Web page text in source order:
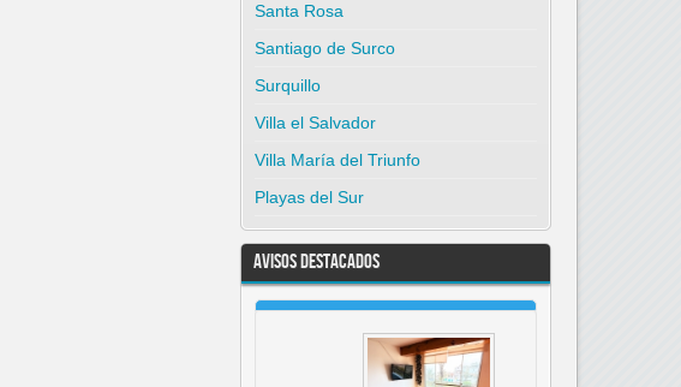
Santa Rosa
Santiago de Surco
Surquillo
Villa el Salvador
Villa María del Triunfo
Playas del Sur
Avisos Destacados